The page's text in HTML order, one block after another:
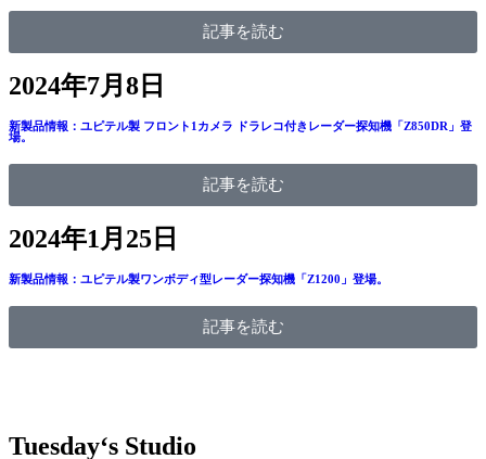
記事を読む
2024年7月8日
新製品情報：ユピテル製 フロント1カメラ ドラレコ付きレーダー探知機「Z850DR」登
場。
記事を読む
2024年1月25日
新製品情報：ユピテル製ワンボディ型レーダー探知機「Z1200」登場。
記事を読む
Tuesday‘s Studio